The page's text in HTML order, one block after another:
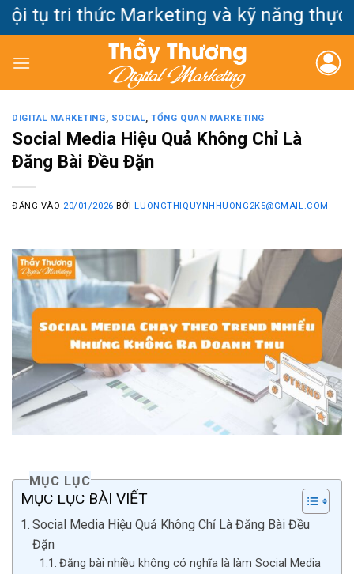
Bỏ
qua
dung
tri thức Marketing và kỹ năng thực
DIGITAL MARKETING, SOCIAL,TỔNG QUAN MARKETING
Social Media Hiệu Quả Không Chỉ Là
Đăng Bài Đều Đặn
ĐĂNG VÀO 20/01/2026 BỞILUONGTHIQUYNHHUONG2K5@GMAIL.COM
MỤC LỤC
MỤC LỤC BÀI VIẾT
Social Media Hiệu Quả Không Chỉ Là Đăng Bài Đều
Đặn
Đăng bài nhiều không có nghĩa là làm Social Media